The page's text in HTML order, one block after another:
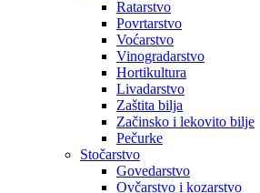
Ratarstvo
Povrtarstvo
Voćarstvo
Vinogradarstvo
Hortikultura
Livadarstvo
Zaštita bilja
Začinsko i lekovito bilje
Pečurke
Stočarstvo
Govedarstvo
Ovčarstvo i kozarstvo